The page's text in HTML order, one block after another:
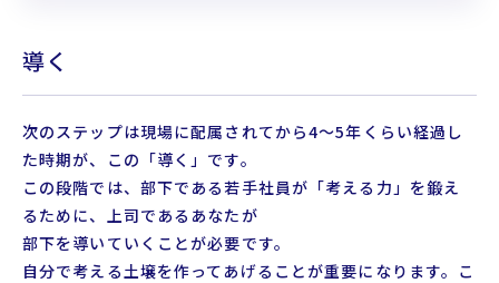
導く
次のステップは現場に配属されてから4～5年くらい経過し
た時期が、この「導く」です。
この段階では、部下である若手社員が「考える力」を鍛え
るために、上司であるあなたが
部下を導いていくことが必要です。
自分で考える土壌を作ってあげることが重要になります。こ